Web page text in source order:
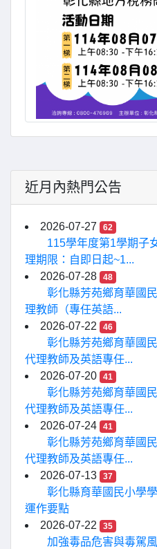
近月內熱門公告
2026-07-27 62
115學年度第1學期子
理期限：自即日起~1...
2026-07-28
48
彰化縣芳苑鄉育華國
理教師（專任英語...
2026-07-22
46
彰化縣芳苑鄉育華國
代理教師及英語專任...
2026-07-20
41
彰化縣芳苑鄉育華國
代理教師及英語專任...
2026-07-24
41
彰化縣芳苑鄉育華國
代理教師及英語專任...
2026-07-13
37
彰化縣育華國民小學
運作要點
2026-07-22
35
加強毒品危害與毒駕